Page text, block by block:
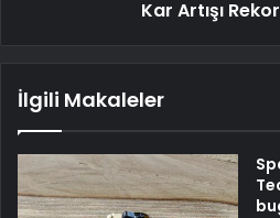
Kar Artışı
İlgili Makaleler